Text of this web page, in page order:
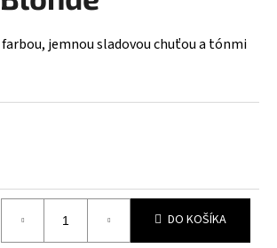
jemnou sladovou chuťou a tónmi
DO KOŠÍKA
HĽADAŤ